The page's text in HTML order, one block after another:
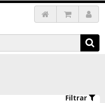
Filtrar